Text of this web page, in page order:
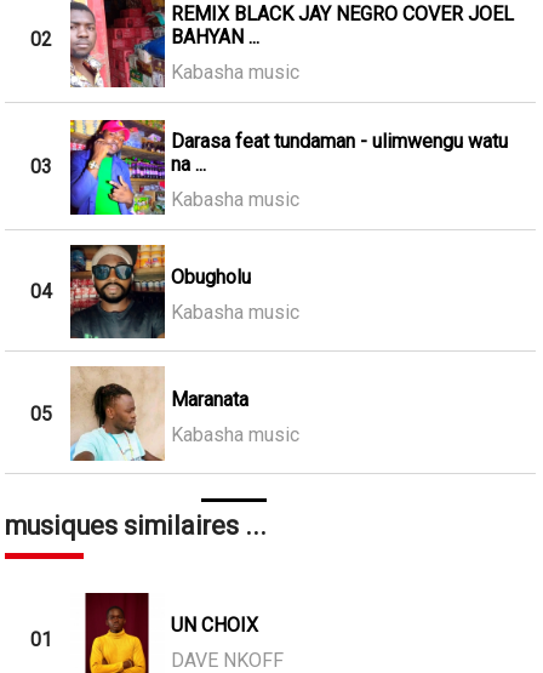
02
REMIX BLACK JAY NEGRO COVER JOEL
BAHYAN ...
Kabasha music
03
Darasa feat tundaman - ulimwengu watu
na ...
Kabasha music
04
Obugholu
Kabasha music
05
Maranata
Kabasha music
musiques similaires ...
01
UN CHOIX
DAVE NKOFF